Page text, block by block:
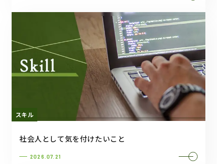
スキル
社会人として気を付けたいこと
2026.07.21